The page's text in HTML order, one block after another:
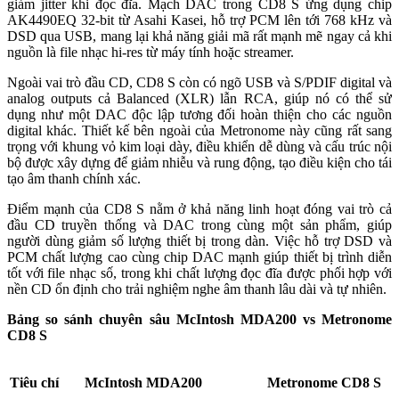
giảm jitter khi đọc đĩa. Mạch DAC trong CD8 S ứng dụng chip
AK4490EQ 32-bit từ Asahi Kasei, hỗ trợ PCM lên tới 768 kHz và
DSD qua USB, mang lại khả năng giải mã rất mạnh mẽ ngay cả khi
nguồn là file nhạc hi-res từ máy tính hoặc streamer.
Ngoài vai trò đầu CD, CD8 S còn có ngõ USB và S/PDIF digital và
analog outputs cả Balanced (XLR) lẫn RCA, giúp nó có thể sử
dụng như một DAC độc lập tương đối hoàn thiện cho các nguồn
digital khác. Thiết kế bên ngoài của Metronome này cũng rất sang
trọng với khung vỏ kim loại dày, điều khiển dễ dùng và cấu trúc nội
bộ được xây dựng để giảm nhiễu và rung động, tạo điều kiện cho tái
tạo âm thanh chính xác.
Điểm mạnh của CD8 S nằm ở khả năng linh hoạt đóng vai trò cả
đầu CD truyền thống và DAC trong cùng một sản phẩm, giúp
người dùng giảm số lượng thiết bị trong dàn. Việc hỗ trợ DSD và
PCM chất lượng cao cùng chip DAC mạnh giúp thiết bị trình diễn
tốt với file nhạc số, trong khi chất lượng đọc đĩa được phối hợp với
nền CD ổn định cho trải nghiệm nghe âm thanh lâu dài và tự nhiên.
Bảng so sánh chuyên sâu McIntosh MDA200 vs Metronome
CD8 S
Tiêu chí McIntosh MDA200 Metronome CD8 S